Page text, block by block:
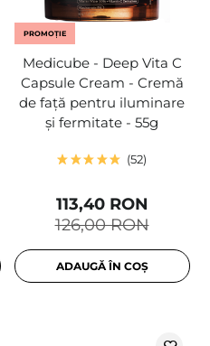
PROMOȚIE
Medicube - Deep Vita C
Capsule Cream - Cremă
de față pentru iluminare
și fermitate - 55g
52
126,00 RON
113,40 RON
ADAUGĂ ÎN COȘ